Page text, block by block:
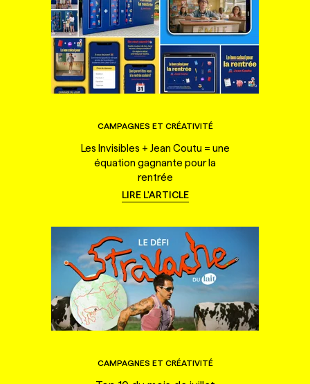
CAMPAGNES ET CRÉATIVITÉ
Les Invisibles + Jean Coutu = une
équation gagnante pour la
rentrée
LIRE L'ARTICLE
CAMPAGNES ET CRÉATIVITÉ